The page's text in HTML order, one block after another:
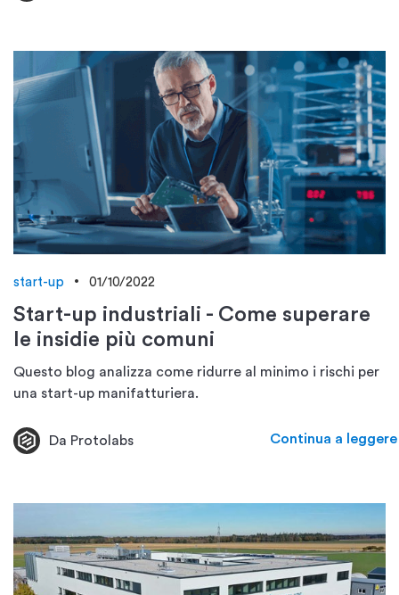
start-up 01/10/2022
Start-up industriali - Come superare
le insidie più comuni
Questo blog analizza come ridurre al minimo i rischi per
una start-up manifatturiera.
Da Protolabs Continua a leggere